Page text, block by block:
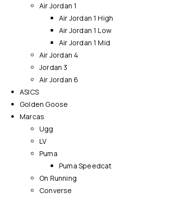
Air Jordan 1
Air Jordan 1 High
Air Jordan 1 Low
Air Jordan 1 Mid
Air Jordan 4
Jordan 3
Air Jordan 6
ASICS
Golden Goose
Marcas
Ugg
LV
Puma
Puma Speedcat
On Running
Converse